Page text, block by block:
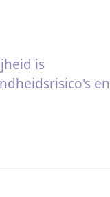
is
en